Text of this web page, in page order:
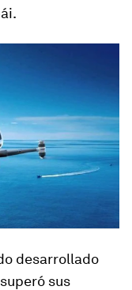
desarrollado
sus